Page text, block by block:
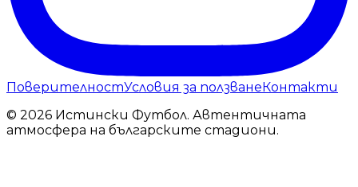
ПоверителностУсловия за ползванеКонтакти
© 2026 Истински Футбол. Автентичната
атмосфера на българските стадиони.